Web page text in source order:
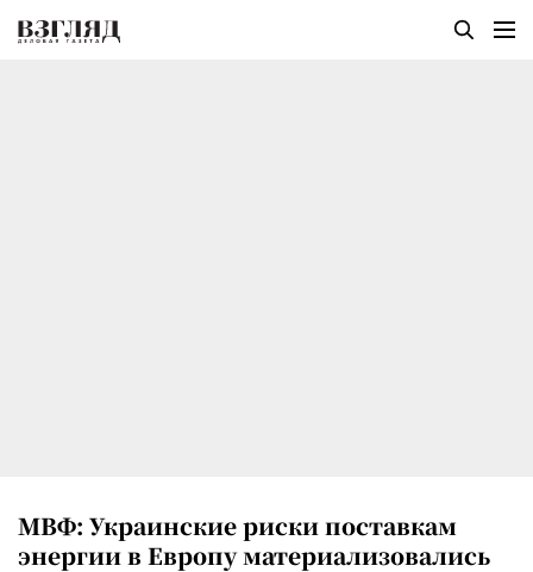
МВФ: Украинские риски поставкам
энергии в Европу материализовались